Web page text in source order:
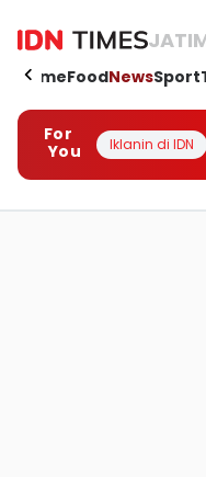
HomeFoodNewsSport
For
You
Iklanin di IDN